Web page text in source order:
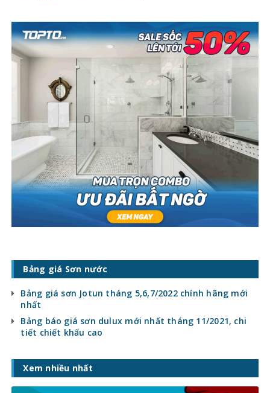
Bảng giá Sơn nước
Bảng giá sơn Jotun tháng 5,6,7/2022 chính hãng mới
nhất
Bảng báo giá sơn dulux mới nhất tháng 11/2021, chi
tiết chiết khấu cao
Xem nhiều nhất